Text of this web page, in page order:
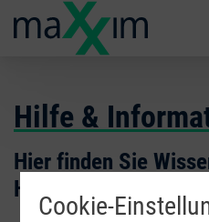
Hilfe &
Hier finden Sie
Hilfestellungen.
Cookie-